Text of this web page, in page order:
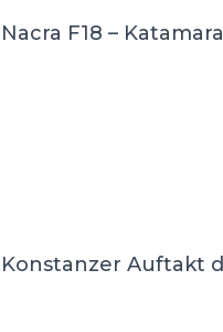
Nacra F18 –
Konstanzer Auftakt